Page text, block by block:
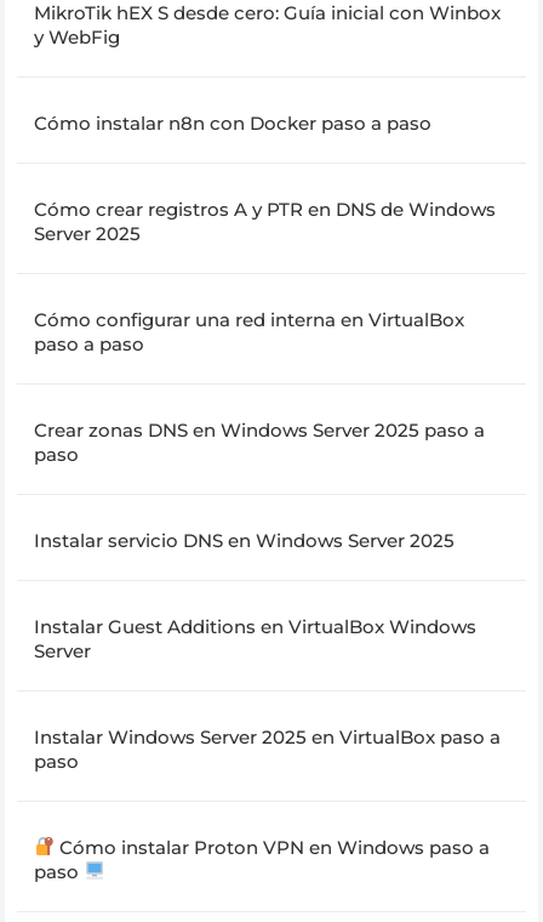
MikroTik hEX S desde cero: Guía inicial con Winbox
y WebFig
Cómo instalar n8n con Docker paso a paso
Cómo crear registros A y PTR en DNS de Windows
Server 2025
Cómo configurar una red interna en VirtualBox
paso a paso
Crear zonas DNS en Windows Server 2025 paso a
paso
Instalar servicio DNS en Windows Server 2025
Instalar Guest Additions en VirtualBox Windows
Server
Instalar Windows Server 2025 en VirtualBox paso a
paso
Cómo instalar Proton VPN en Windows paso a
paso